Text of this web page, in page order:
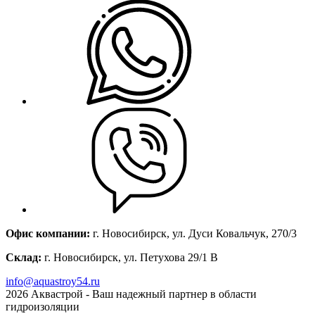
Офис компании: г. Новосибирск, ул. Дуси Ковальчук, 270/3
Склад: г. Новосибирск, ул. Петухова 29/1 В
info@aquastroy54.ru
2026 Аквастрой - Ваш надежный партнер в области
гидроизоляции